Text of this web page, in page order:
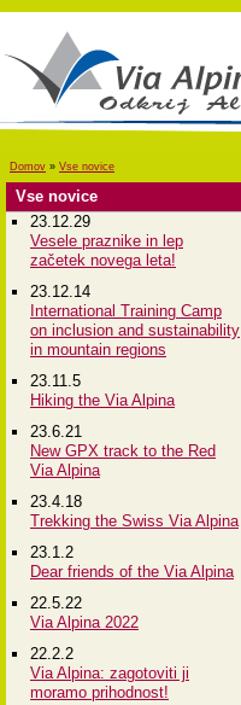
Domov » Vse novice
Vse novice
23.12.29
Vesele praznike in lep
začetek novega leta!
23.12.14
International Training Camp
on inclusion and sustainability
in mountain regions
23.11.5
Hiking the Via Alpina
23.6.21
New GPX track to the Red
Via Alpina
23.4.18
Trekking the Swiss Via Alpina
23.1.2
Dear friends of the Via Alpina
22.5.22
Via Alpina 2022
22.2.2
Via Alpina: zagotoviti ji
moramo prihodnost!